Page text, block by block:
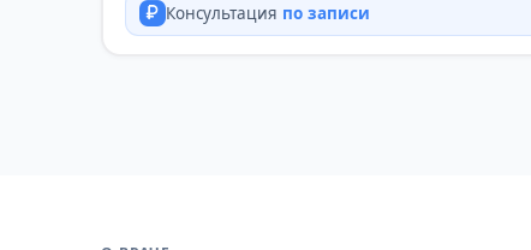
Консультация по записи